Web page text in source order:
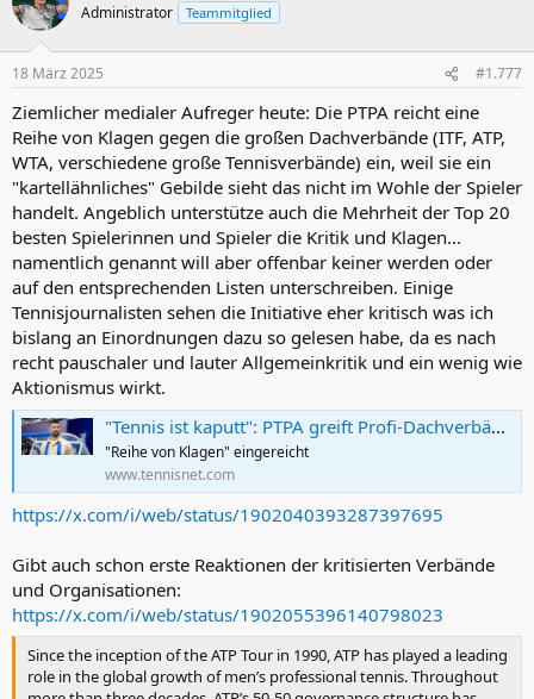
Administrator Teammitglied
18 März 2025 #1.777
Ziemlicher medialer Aufreger heute: Die PTPA reicht eine
Reihe von Klagen gegen die großen Dachverbände (ITF, ATP,
WTA, verschiedene große Tennisverbände) ein, weil sie ein
"kartellähnliches" Gebilde sieht das nicht im Wohle der Spieler
handelt. Angeblich unterstütze auch die Mehrheit der Top 20
besten Spielerinnen und Spieler die Kritik und Klagen...
namentlich genannt will aber offenbar keiner werden oder
auf den entsprechenden Listen unterschreiben. Einige
Tennisjournalisten sehen die Initiative eher kritisch was ich
bislang an Einordnungen dazu so gelesen habe, da es nach
recht pauschaler und lauter Allgemeinkritik und ein wenig wie
Aktionismus wirkt.
"Tennis ist kaputt": PTPA greift Profi-Dachverbände an
"Reihe von Klagen" eingereicht
www.tennisnet.com
https://x.com/i/web/status/1902040393287397695
Gibt auch schon erste Reaktionen der kritisierten Verbände
und Organisationen:
https://x.com/i/web/status/1902055396140798023
Since the inception of the ATP Tour in 1990, ATP has played a leading
role in the global growth of men’s professional tennis. Throughout